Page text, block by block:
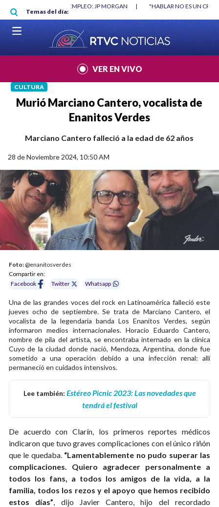
Pasar al contenido principal
Temas del día:
"HABLAR NO ES UN CRIMEN": CARTA DE BETO CORAL |
VER EN VIVO
CULTURA
Murió Marciano Cantero, vocalista de
Enanitos Verdes
Marciano Cantero falleció a la edad de 62 años
28 de Noviembre 2024, 10:50 AM
Foto: @enanitosverdes
Compartir en:
Facebook
Twitter Whatsapp
Una de las grandes voces del rock en Latinoamérica falleció este
jueves ocho de septiembre. Se trata de Marciano Cantero, el
vocalista de la legendaria banda Los Enanitos Verdes, según
informaron medios internacionales. Horacio Eduardo Cantero,
nombre de pila del artista, se encontraba internado en la clínica
Cuyo de la ciudad donde nació, Mendoza, Argentina, donde fue
sometido a una operación debido a una infección renal: allí
permaneció en cuidados intensivos.
Lee también: Estéreo Picnic 2023: Las novedades que
tendrá el festival
De acuerdo con Clarín, los primeros reportes médicos
indicaron que tuvo graves complicaciones con el único riñón
que le quedaba. “Lamentablemente no pudo superar las
complicaciones. Quiero agradecer personalmente a
todos los fans, a todos los amigos de la vida, a la
familia, todos los rezos y el apoyo que hemos recibido
estos días”, dijo Javier Cantero, hijo del recordado